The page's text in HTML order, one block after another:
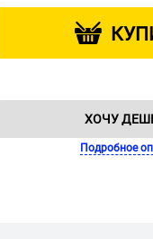
ХОЧУ
Подробное